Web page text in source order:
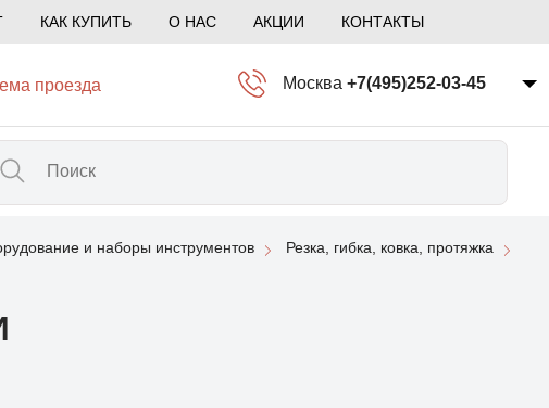
КАК КУПИТЬ О НАС АКЦИИ КОНТАКТЫ
проезда Москва +7(495)252-03-45
и наборы инструментов Резка, гибка, ковка, протяжка